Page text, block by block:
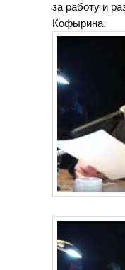
за работу и
Кофырина.